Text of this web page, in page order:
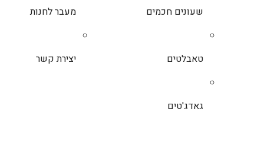
שעונים חכמים
טאבלטים
גאדג'טים
מעבר לחנות
יצירת קשר